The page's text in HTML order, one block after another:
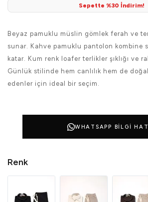
Sepette %30 İndirim!
Beyaz pamuklu müslin gömlek ferah ve
sunar. Kahve pamuklu pantolon kombine
katar. Kum renk loafer terlikler şıklığı ve
Günlük stilinde hem canlılık hem de
edenler için ideal bir seçim.
WHATSAPP BILGI
Renk